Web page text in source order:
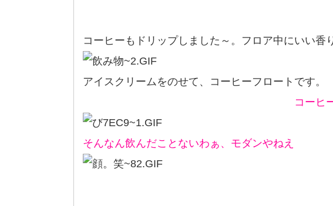
コーヒーもドリップしました～。フロア中にいい香
アイスクリームをのせて、コーヒーフロートです。
コーヒーフロ
そんなん飲んだことないわぁ、モダンやねえ